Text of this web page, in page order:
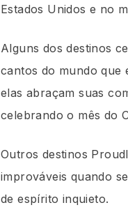
Estados Unidos e no
Alguns dos destinos
cantos do mundo que
elas abraçam suas
celebrando o mês do
Outros destinos
improváveis quando
de espírito inquieto.